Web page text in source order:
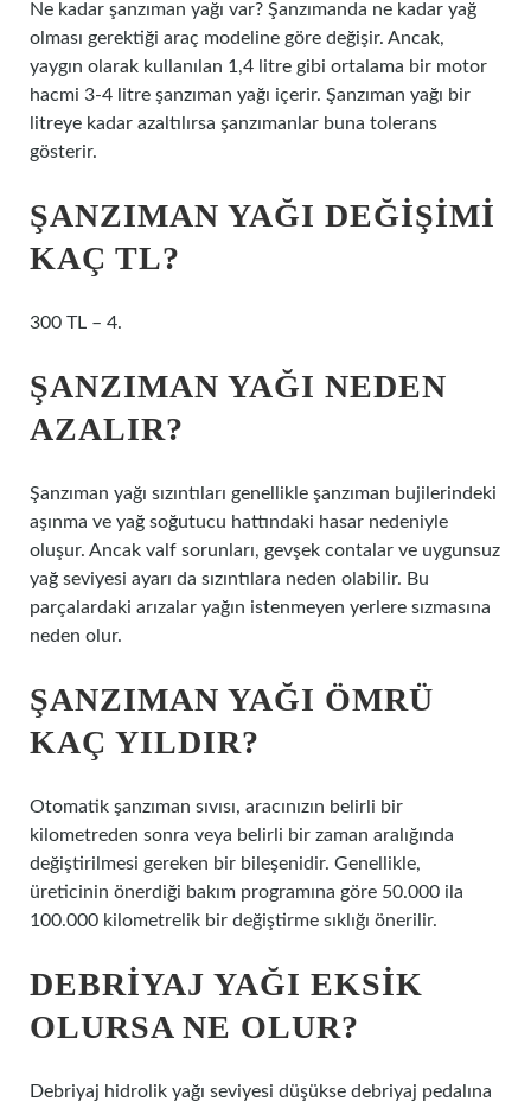
Ne kadar şanzıman yağı var? Şanzımanda ne kadar yağ
olması gerektiği araç modeline göre değişir. Ancak,
yaygın olarak kullanılan 1,4 litre gibi ortalama bir motor
hacmi 3-4 litre şanzıman yağı içerir. Şanzıman yağı bir
litreye kadar azaltılırsa şanzımanlar buna tolerans
gösterir.
ŞANZIMAN YAĞI DEĞIŞIMI
KAÇ TL?
300 TL – 4.
ŞANZIMAN YAĞI NEDEN
AZALIR?
Şanzıman yağı sızıntıları genellikle şanzıman bujilerindeki
aşınma ve yağ soğutucu hattındaki hasar nedeniyle
oluşur. Ancak valf sorunları, gevşek contalar ve uygunsuz
yağ seviyesi ayarı da sızıntılara neden olabilir. Bu
parçalardaki arızalar yağın istenmeyen yerlere sızmasına
neden olur.
ŞANZIMAN YAĞI ÖMRÜ
KAÇ YILDIR?
Otomatik şanzıman sıvısı, aracınızın belirli bir
kilometreden sonra veya belirli bir zaman aralığında
değiştirilmesi gereken bir bileşenidir. Genellikle,
üreticinin önerdiği bakım programına göre 50.000 ila
100.000 kilometrelik bir değiştirme sıklığı önerilir.
DEBRIYAJ YAĞI EKSIK
OLURSA NE OLUR?
Debriyaj hidrolik yağı seviyesi düşükse debriyaj pedalına